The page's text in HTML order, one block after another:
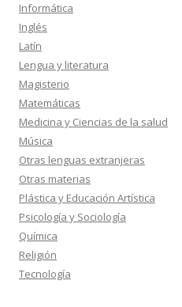
Informática
Inglés
Latín
Lengua y literatura
Magisterio
Matemáticas
Medicina y Ciencias de la salud
Música
Otras lenguas extranjeras
Otras materias
Plástica y Educación Artística
Psicología y Sociología
Química
Religión
Tecnología